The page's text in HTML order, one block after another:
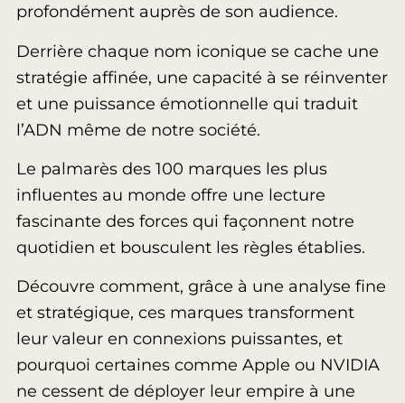
profondément auprès de son audience.
Derrière chaque nom iconique se cache une
stratégie affinée, une capacité à se réinventer
et une puissance émotionnelle qui traduit
l’ADN même de notre société.
Le palmarès des 100 marques les plus
influentes au monde offre une lecture
fascinante des forces qui façonnent notre
quotidien et bousculent les règles établies.
Découvre comment, grâce à une analyse fine
et stratégique, ces marques transforment
leur valeur en connexions puissantes, et
pourquoi certaines comme Apple ou NVIDIA
ne cessent de déployer leur empire à une